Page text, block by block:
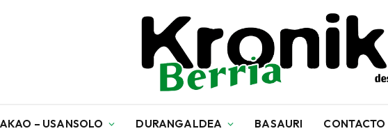
– USANSOLO DURANGALDEA BASAURI CONTACTO